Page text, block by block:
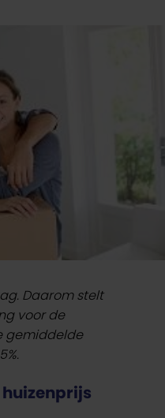
Daarom stelt
voor de
gemiddelde